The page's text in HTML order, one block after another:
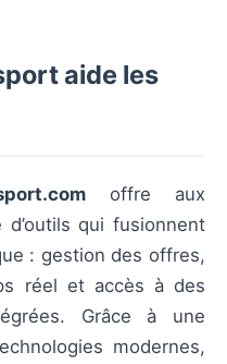
aide les
offre aux
qui fusionnent
: gestion des offres,
réel et accès à des
Grâce à une
modernes,